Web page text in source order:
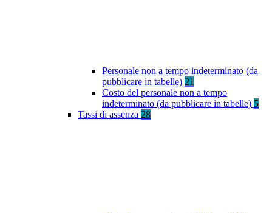
Personale non a tempo indeterminato (da
pubblicare in tabelle) 21
Costo del personale non a tempo
indeterminato (da pubblicare in tabelle) 5
Tassi di assenza 28